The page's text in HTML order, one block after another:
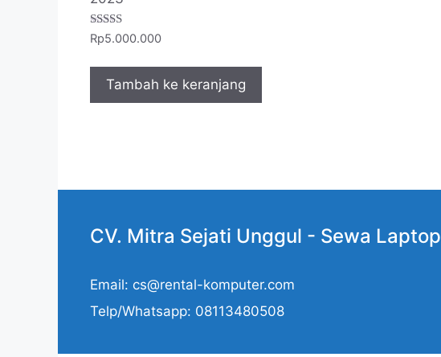
Dinilai
5.00
Rp5.000.000
Tambah ke keranjang
CV. Mitra Sejati Unggul - Sewa Laptop
Email: cs@rental-komputer.com
Telp/Whatsapp: 08113480508